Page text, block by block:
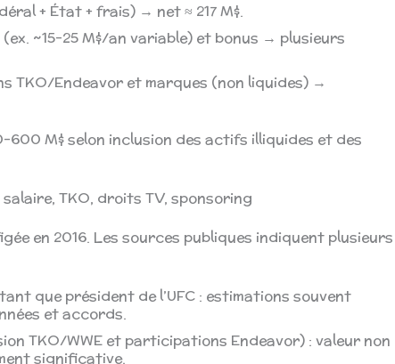
+ État + frais) → net ≈ 217 M$.
~15–25 M$/an variable) et bonus → plusieurs
TKO/Endeavor et marques (non liquides) →
M$ selon inclusion des actifs illiquides et des
TKO, droits TV, sponsoring
en 2016. Les sources publiques indiquent plusieurs
que président de l’UFC : estimations souvent
et accords.
TKO/WWE et participations Endeavor) : valeur non
significative.